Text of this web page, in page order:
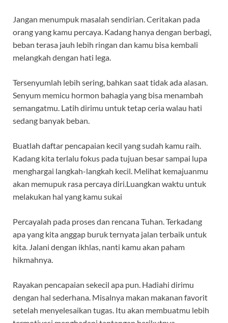
Jangan menumpuk masalah sendirian. Ceritakan pada
orang yang kamu percaya. Kadang hanya dengan berbagi,
beban terasa jauh lebih ringan dan kamu bisa kembali
melangkah dengan hati lega.
Tersenyumlah lebih sering, bahkan saat tidak ada alasan.
Senyum memicu hormon bahagia yang bisa menambah
semangatmu. Latih dirimu untuk tetap ceria walau hati
sedang banyak beban.
Buatlah daftar pencapaian kecil yang sudah kamu raih.
Kadang kita terlalu fokus pada tujuan besar sampai lupa
menghargai langkah-langkah kecil. Melihat kemajuanmu
akan memupuk rasa percaya diri.Luangkan waktu untuk
melakukan hal yang kamu sukai
Percayalah pada proses dan rencana Tuhan. Terkadang
apa yang kita anggap buruk ternyata jalan terbaik untuk
kita. Jalani dengan ikhlas, nanti kamu akan paham
hikmahnya.
Rayakan pencapaian sekecil apa pun. Hadiahi dirimu
dengan hal sederhana. Misalnya makan makanan favorit
setelah menyelesaikan tugas. Itu akan membuatmu lebih